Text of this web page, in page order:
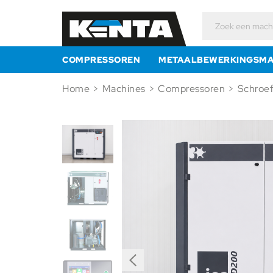
naar:
COMPRESSOREN
Home > Machines > Compressoren >
Previous